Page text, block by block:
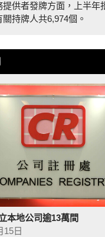
供者發牌方面，上半年
持牌人共6,974個。
本地公司逾13萬間
15日